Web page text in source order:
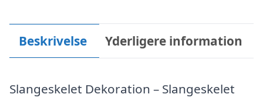
Beskrivelse Yderligere information
Slangeskelet Dekoration – Slangeskelet